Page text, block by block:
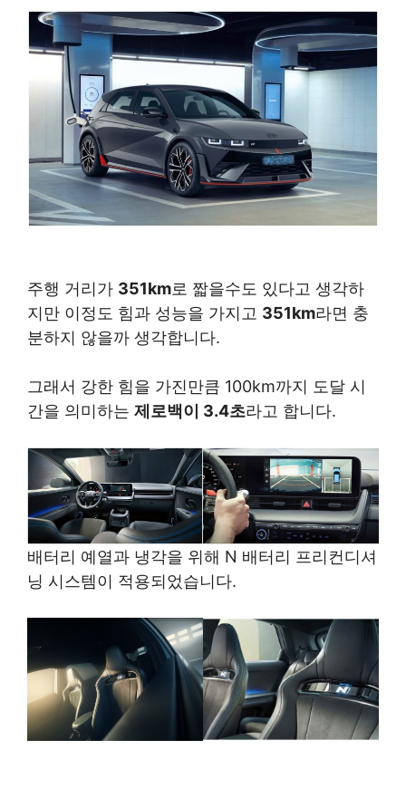
주행 거리가 351km로 짧을수도 있다고 생각하
지만 이정도 힘과 성능을 가지고 351km라면 충
분하지 않을까 생각합니다.
​그래서 강한 힘을 가진만큼 100km까지 도달 시
간을 의미하는 제로백이 3.4초라고 합니다.
배터리 예열과 냉각을 위해 N 배터리 프리컨디셔
닝 시스템이 적용되었습니다.